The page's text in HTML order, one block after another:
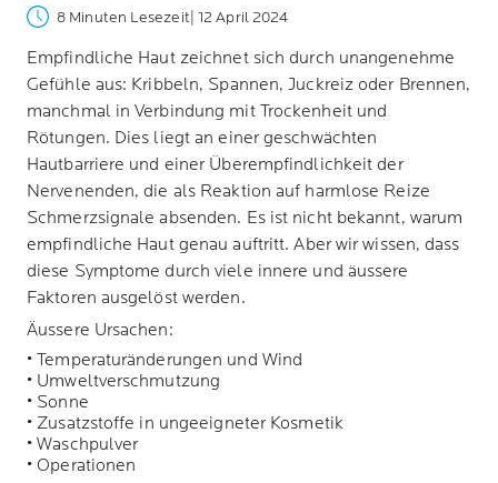
8 Minuten Lesezeit | 12 April 2024
Empfindliche Haut zeichnet sich durch unangenehme
Gefühle aus: Kribbeln, Spannen, Juckreiz oder Brennen,
manchmal in Verbindung mit Trockenheit und
Rötungen. Dies liegt an einer geschwächten
Hautbarriere und einer Überempfindlichkeit der
Nervenenden, die als Reaktion auf harmlose Reize
Schmerzsignale absenden. Es ist nicht bekannt, warum
empfindliche Haut genau auftritt. Aber wir wissen, dass
diese Symptome durch viele innere und äussere
Faktoren ausgelöst werden.
Äussere Ursachen:
• Temperaturänderungen und Wind
• Umweltverschmutzung
• Sonne
• Zusatzstoffe in ungeeigneter Kosmetik
• Waschpulver
• Operationen